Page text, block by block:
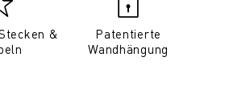
&
Patentierte
Wandhängung